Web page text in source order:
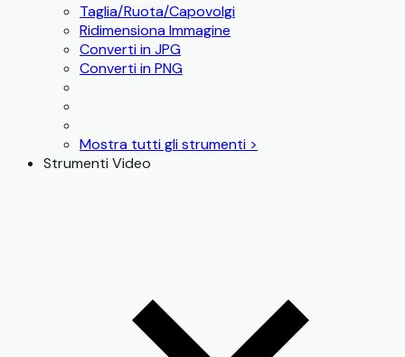
Taglia/Ruota/Capovolgi
Ridimensiona Immagine
Converti in JPG
Converti in PNG
Mostra tutti gli strumenti >
Strumenti Video